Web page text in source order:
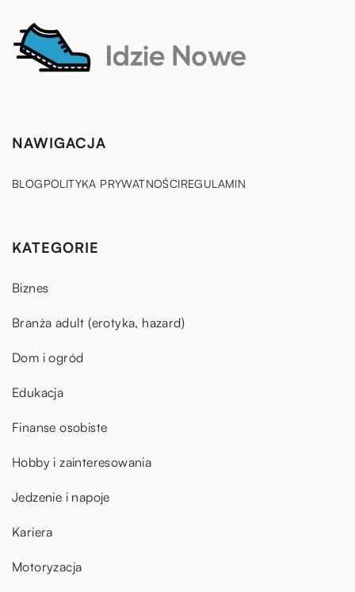
NAWIGACJA
BLOGPOLITYKA PRYWATNOŚCIREGULAMIN
KATEGORIE
Biznes
Branża adult (erotyka, hazard)
Dom i ogród
Edukacja
Finanse osobiste
Hobby i zainteresowania
Jedzenie i napoje
Kariera
Motoryzacja